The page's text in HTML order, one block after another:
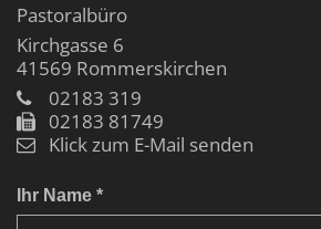
Pastoralbüro
Kirchgasse 6
41569 Rommerskirchen
02183 319
02183 81749
Klick zum E-Mail senden
Ihr Name *